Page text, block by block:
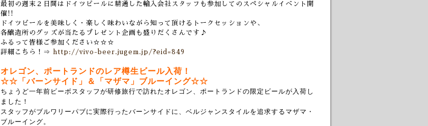
最初の週末２日間はドイツビールに精通した輸入会社スタッフも参加してのスペシャルイベント開
催!!
ドイツビールを美味しく・楽しく味わいながら知って頂けるトークセッションや、
各醸造所のグッズが当たるプレゼント企画も盛りだくさんです♪
ふるって皆様ご参加ください☆☆☆
詳細こちら！⇒
http://vivo-beer.jugem.jp/?eid=849
オレゴン、ポートランドのレア樽生ビール入荷！
☆☆「バーンサイド」＆「マザマ」ブルーイング☆☆
ちょうど一年前ビーボスタッフが研修旅行で訪れたオレゴン、ポートランドの限定ビールが入荷し
ました！
スタッフがブルワリーパブに実際行ったバーンサイドに、ベルジャンスタイルを追求するマザマ・
ブルーイング。